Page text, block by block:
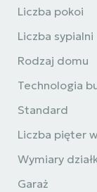
Liczba pokoi
Liczba sypialni
Rodzaj domu
Technologia
Standard
Liczba pięter
Wymiary
Garaż